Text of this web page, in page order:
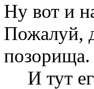
Ну вот и
Пожалуй,
позорища.
И тут